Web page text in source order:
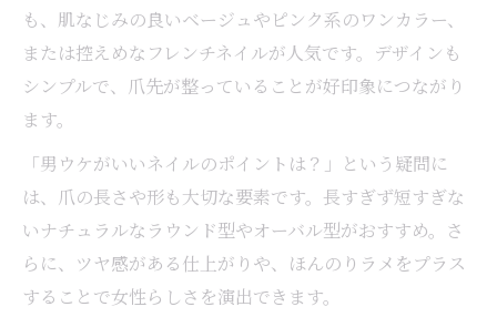
も、肌なじみの良いベージュやピンク系のワンカラー、
または控えめなフレンチネイルが人気です。デザインも
シンプルで、爪先が整っていることが好印象につながり
ます。
「男ウケがいいネイルのポイントは？」という疑問に
は、爪の長さや形も大切な要素です。長すぎず短すぎな
いナチュラルなラウンド型やオーバル型がおすすめ。さ
らに、ツヤ感がある仕上がりや、ほんのりラメをプラス
することで女性らしさを演出できます。